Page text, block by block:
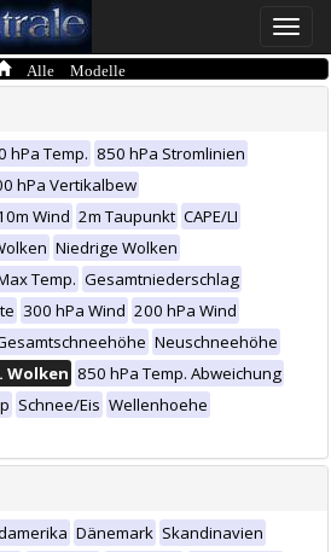
Toggle
Alle Modelle
hPa Temp. 850 hPa Stromlinien
hPa Vertikalbew
Wind 2m Taupunkt CAPE/LI
Niedrige Wolken
Temp. Gesamtniederschlag
300 hPa Wind 200 hPa Wind
Neuschneehöhe
Wolken 850 hPa Temp. Abweichung
Schnee/Eis Wellenhoehe
Dänemark Skandinavien